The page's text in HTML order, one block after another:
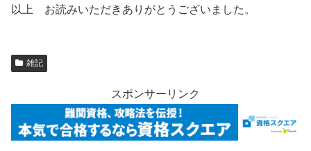
以上 お読みいただきありがとうございました。
雑記
スポンサーリンク